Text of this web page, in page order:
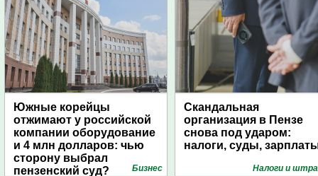
Южные корейцы
отжимают у российской
компании оборудование
и 4 млн долларов: чью
сторону выбрал
пензенский суд?
Бизнес
Скандальная
организация в Пензе
снова под ударом:
налоги, суды,
Налоги и